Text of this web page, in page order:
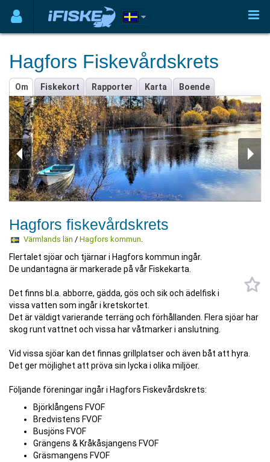
Hagfors Fiskevårdskrets
Om Fiskekort Rapporter Karta Boende
Hagfors fiskevårdskrets
Värmlands län / Hagfors kommun.
Flertalet sjöar och tjärnar i Hagfors kommun ingår.
De undantagna är markerade på vår Fiskekarta.
Det finns bl.a. abborre, gädda, gös och sik och ädelfisk i
vissa vatten som ingår i kretskortet.
Det är väldigt varierande terräng och förhållanden. Flera sjöar har
skog runt vattnet och vissa har våtmarker i anslutning.
Vid vissa sjöar kan det finnas grillplatser och även båt att hyra.
Det ger möjlighet att pröva sin lycka i olika miljöer.
Följande föreningar ingår i Hagfors Fiskevårdskrets:
Björklångens FVOF
Bredvistens FVOF
Busjöns FVOF
Grängens & Kråkåsjangens FVOF
Gräsmangens FVOF